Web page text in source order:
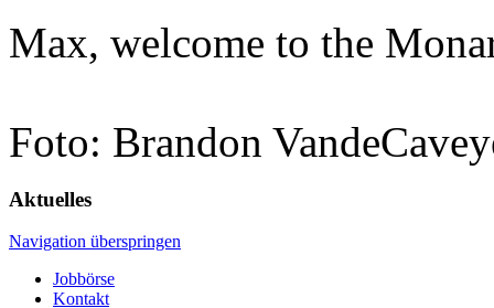
Max, welcome to the
Foto: Brandon
Aktuelles
Navigation überspringen
Jobbörse
Kontakt